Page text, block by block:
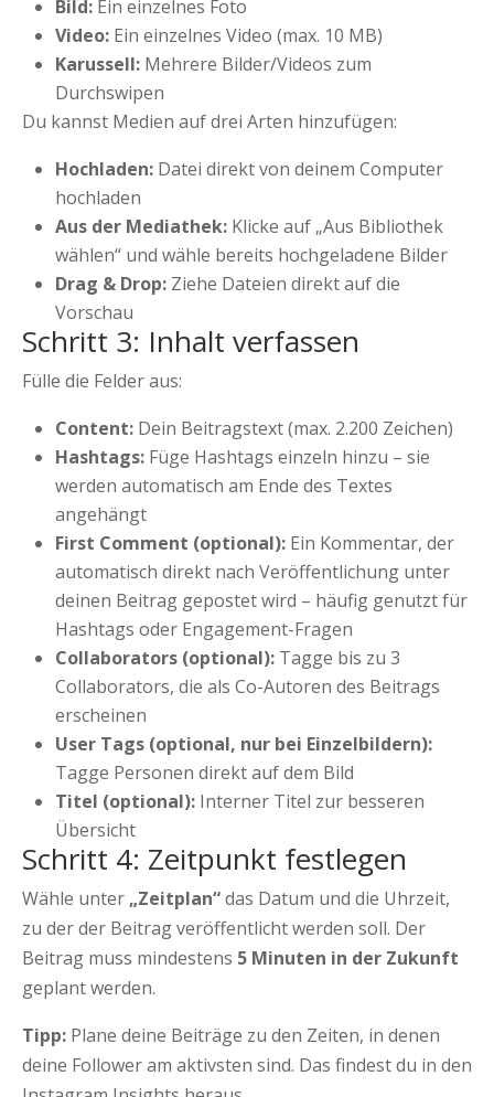
Bild: Ein einzelnes Foto
Video: Ein einzelnes Video (max. 10 MB)
Karussell: Mehrere Bilder/Videos zum
Durchswipen
Du kannst Medien auf drei Arten hinzufügen:
Hochladen: Datei direkt von deinem Computer
hochladen
Aus der Mediathek: Klicke auf „Aus Bibliothek
wählen“ und wähle bereits hochgeladene Bilder
Drag & Drop: Ziehe Dateien direkt auf die
Vorschau
Schritt 3: Inhalt verfassen
Fülle die Felder aus:
Content: Dein Beitragstext (max. 2.200 Zeichen)
Hashtags: Füge Hashtags einzeln hinzu – sie
werden automatisch am Ende des Textes
angehängt
First Comment (optional): Ein Kommentar, der
automatisch direkt nach Veröffentlichung unter
deinen Beitrag gepostet wird – häufig genutzt für
Hashtags oder Engagement-Fragen
Collaborators (optional): Tagge bis zu 3
Collaborators, die als Co-Autoren des Beitrags
erscheinen
User Tags (optional, nur bei Einzelbildern):
Tagge Personen direkt auf dem Bild
Titel (optional): Interner Titel zur besseren
Übersicht
Schritt 4: Zeitpunkt festlegen
Wähle unter „Zeitplan“das Datum und die Uhrzeit,
zu der der Beitrag veröffentlicht werden soll. Der
Beitrag muss mindestens 5 Minuten in der Zukunft
geplant werden.
Tipp: Plane deine Beiträge zu den Zeiten, in denen
deine Follower am aktivsten sind. Das findest du in den